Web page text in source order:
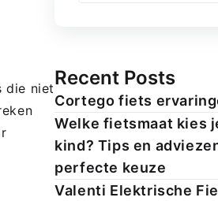
die nietRecent Posts
Cortego fiets
Welke fietsmaat kies
kind? Tips en
perfecte keuze
Valenti Elektrische